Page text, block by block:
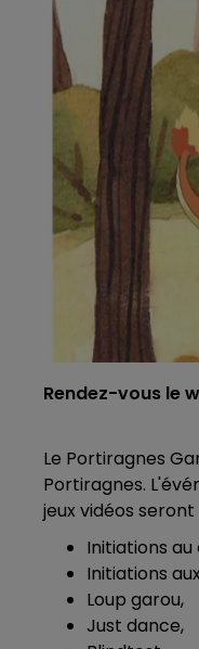
Rendez-vous le
Le Portiragnes
Portiragnes.
jeux vidéos seront
Initiations
Initiations
Loup garou,
Just dance,